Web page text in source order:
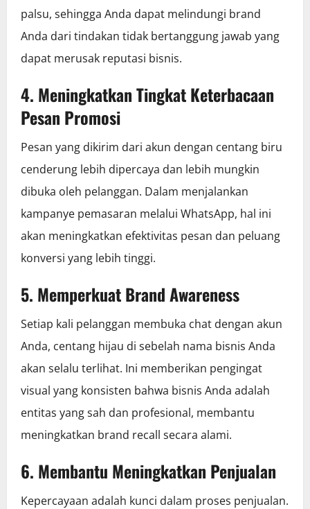
palsu, sehingga Anda dapat melindungi brand
Anda dari tindakan tidak bertanggung jawab yang
dapat merusak reputasi bisnis.
4. Meningkatkan Tingkat Keterbacaan
Pesan Promosi
Pesan yang dikirim dari akun dengan centang biru
cenderung lebih dipercaya dan lebih mungkin
dibuka oleh pelanggan. Dalam menjalankan
kampanye pemasaran melalui WhatsApp, hal ini
akan meningkatkan efektivitas pesan dan peluang
konversi yang lebih tinggi.
5. Memperkuat Brand Awareness
Setiap kali pelanggan membuka chat dengan akun
Anda, centang hijau di sebelah nama bisnis Anda
akan selalu terlihat. Ini memberikan pengingat
visual yang konsisten bahwa bisnis Anda adalah
entitas yang sah dan profesional, membantu
meningkatkan brand recall secara alami.
6. Membantu Meningkatkan Penjualan
Kepercayaan adalah kunci dalam proses penjualan.